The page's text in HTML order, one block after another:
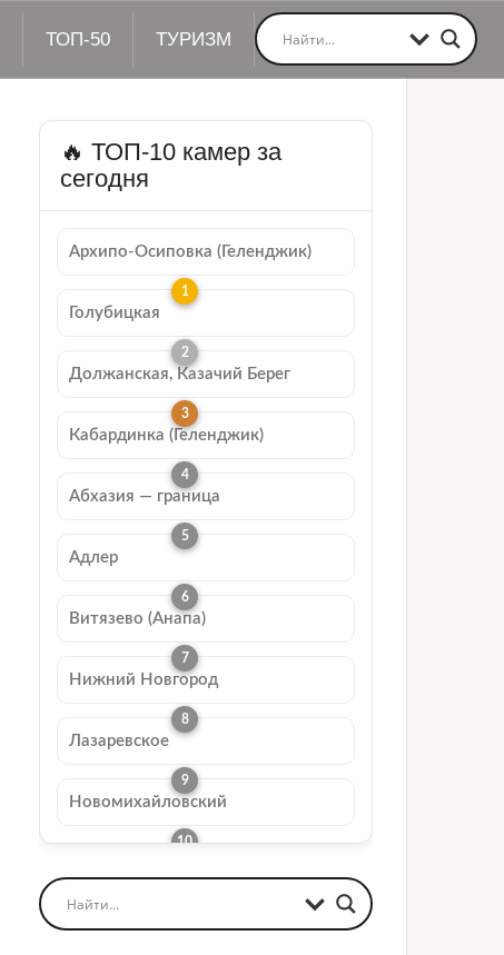
ТОП-50 ТУРИЗМ
🔥 ТОП-10 камер за
сегодня
Архипо-Осиповка (Геленджик)
Голубицкая
Должанская, Казачий Берег
Кабардинка (Геленджик)
Абхазия — граница
Адлер
Витязево (Анапа)
Нижний Новгород
Лазаревское
Новомихайловский